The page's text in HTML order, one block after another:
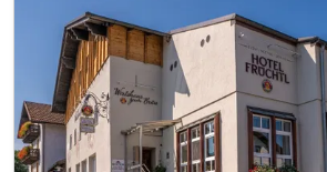
täglich liebevoll zubereitetes Frühstück
täglich ausgewählte
täglich regional geprägtes Abend-Buffett
alkoholfreie Getränke, Bier und Wein*
inkl. Nutzung des Spa-Bereichs mit Pool
inkl. aktivCARD 150 kostenfreie